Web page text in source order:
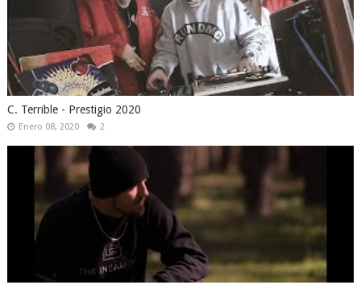
C. Terrible - Prestigio 2020
Enero 08, 2020 2